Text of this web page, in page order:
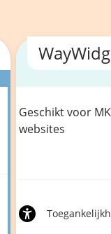
Geschikt voor
websites
Maximum pagina